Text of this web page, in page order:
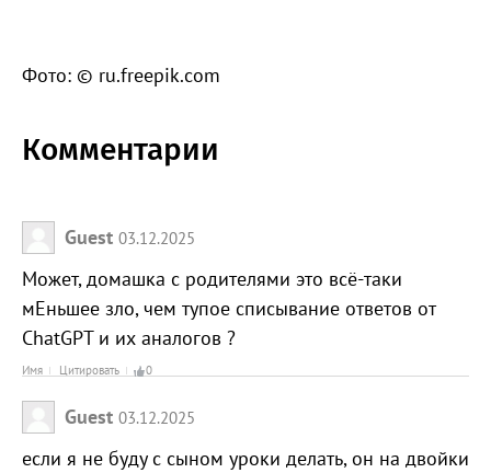
Фото: © ru.freepik.com
Комментарии
Guest 03.12.2025
Может, домашка с родителями это всё-таки
мЕньшее зло, чем тупое списывание ответов от
ChatGPT и их аналогов ?
Имя Цитировать 0
Guest 03.12.2025
если я не буду с сыном уроки делать, он на двойки